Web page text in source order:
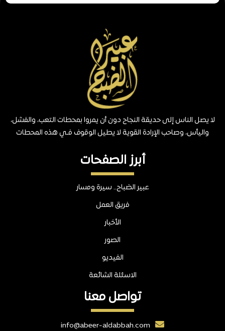
لا يصل الناس إلى حديقة النجاح دون أن يمروا بمحطات التعب، والفشل،
واليأس، وصاحب الإرادة القوية لا يطيل الوقوف فـي هذه المحطات
أبرز الصفحات
عبير الضباح.. سيرة ومسار
فريق العمل
الأخبار
الصور
الفيديو
الاسئلة الشائعة
تواصل معنا
info@abeer-aldabbah.com